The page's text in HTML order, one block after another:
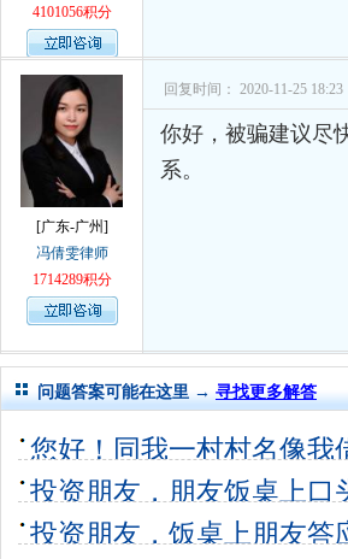
4101056积分
[广东-广州]
冯倩雯律师
1714289积分
回复时间： 2020-11-25 18:23
你好，被骗建议尽
系。
问题答案可能在这里 → 寻找更多解答
您好！同我一村村名像我
息直至把借 5个回答 0
投资朋友，朋友饭桌上口
但是 9个回答 0
投资朋友，饭桌上朋友答